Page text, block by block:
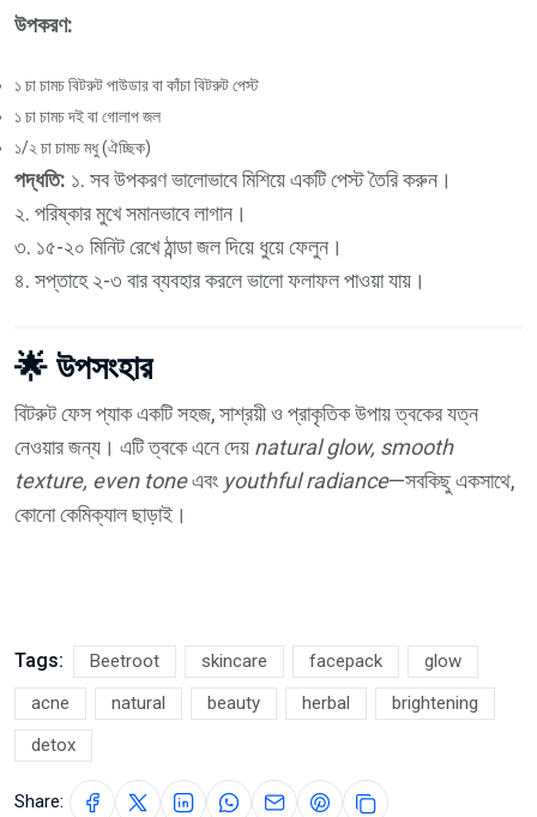
উপকরণ:
১ চা চামচ বিটরুট পাউডার বা কাঁচা বিটরুট পেস্ট
১ চা চামচ দই বা গোলাপ জল
১/২ চা চামচ মধু (ঐচ্ছিক)
পদ্ধতি: ১. সব উপকরণ ভালোভাবে মিশিয়ে একটি পেস্ট তৈরি করুন।
২. পরিষ্কার মুখে সমানভাবে লাগান।
৩. ১৫-২০ মিনিট রেখে ঠান্ডা জল দিয়ে ধুয়ে ফেলুন।
৪. সপ্তাহে ২-৩ বার ব্যবহার করলে ভালো ফলাফল পাওয়া যায়।
🌟 উপসংহার
বিটরুট ফেস প্যাক একটি সহজ, সাশ্রয়ী ও প্রাকৃতিক উপায় ত্বকের যত্ন
নেওয়ার জন্য। এটি ত্বকে এনে দেয় natural glow, smooth
texture, even toneএবং youthful radiance—সবকিছু একসাথে,
কোনো কেমিক্যাল ছাড়াই।
Tags: Beetroot skincare facepack
glow
acne
natural beauty herbal
brightening
detox
Share: